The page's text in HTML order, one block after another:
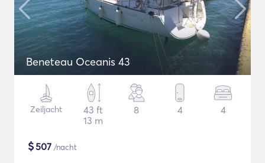
Beneteau Oceanis 43
Zeiljacht
43 ft
13 m
8 4 4
$507 /nacht